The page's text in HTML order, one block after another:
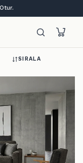
9 taksit!
SIRALA